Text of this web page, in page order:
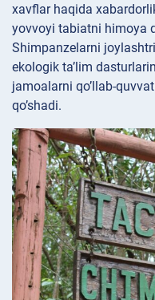
xavflar haqida
yovvoyi tabiatni himoya
Shimpanzelarni
ekologik ta’lim
jamoalarni qo’llab-
qo’shadi.